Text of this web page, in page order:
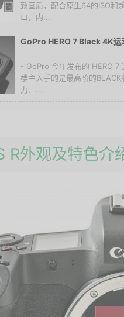
致画质，配合原生64的ISO和
口，内...
GoPro HERO 7 Black 4K运
- GoPro 今年发布的 HERO 7
楼主入手的是最高阶的
力、...
R外观及特色介